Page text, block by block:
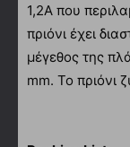
1,2A που
πριόνι έχει
μέγεθος της
mm. Το πριόνι